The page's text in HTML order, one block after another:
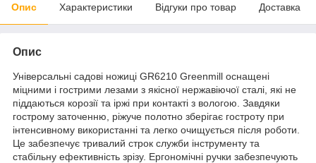
Опис Характеристики Відгуки про товар Доставка
Опис
Універсальні садові ножиці GR6210 Greenmill оснащені
міцними і гострими лезами з якісної нержавіючої сталі, які не
піддаються корозії та іржі при контакті з вологою. Завдяки
гострому заточенню, ріжуче полотно зберігає гостроту при
інтенсивному використанні та легко очищується після роботи.
Це забезпечує тривалий строк служби інструменту та
стабільну ефективність зрізу. Ергономічні ручки забезпечують